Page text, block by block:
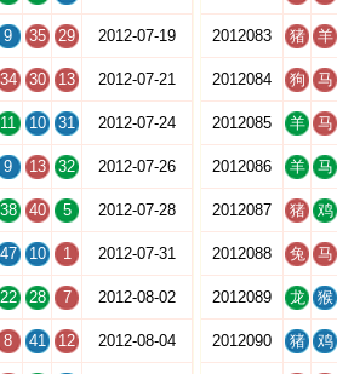
9 35 29 2012-07-19
34 30 13 2012-07-21
11 10 31 2012-07-24
9 13 32 2012-07-26
38 40 5 2012-07-28
47 10 1 2012-07-31
22 28 7 2012-08-02
8 41 12 2012-08-04
2012083 猪 羊
2012084 狗 马
2012085 羊 马
2012086 羊 马
2012087 猪 鸡
2012088 兔 马
2012089 龙 猴
2012090 猪 鸡